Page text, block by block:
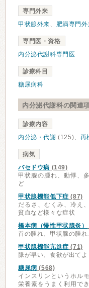
専門外来
甲状腺外来、 肥満専門
専門医・資格
内分泌代謝科専門医
診療科目
糖尿病科
内分泌代謝科の関連
診療内容
内分泌・代謝 (125)、 再
病気
バセドウ病 (149)
甲状腺の腫れ、動悸、
ど
甲状腺機能低下症 (87)
だるさ、むくみ、冷え
貧血など様々な症状
橋本病（慢性甲状腺炎）
首の腫れ、甲状腺の腫
甲状腺機能亢進症 (71)
脈が早い、食欲が出て
糖尿病 (568)
インスリンというホル
栄養素をうまく利用で